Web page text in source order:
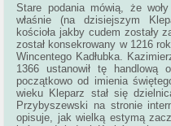
Stare podania mówią, że
właśnie (na dzisiejszym
kościoła jakby cudem zostały
został konsekrowany w 1216
Wincentego Kadłubka.
1366 ustanowił tę handlową
początkowo od imienia
wieku Kleparz stał się
Przybyszewski na stronie
opisuje, jak wielką estymą